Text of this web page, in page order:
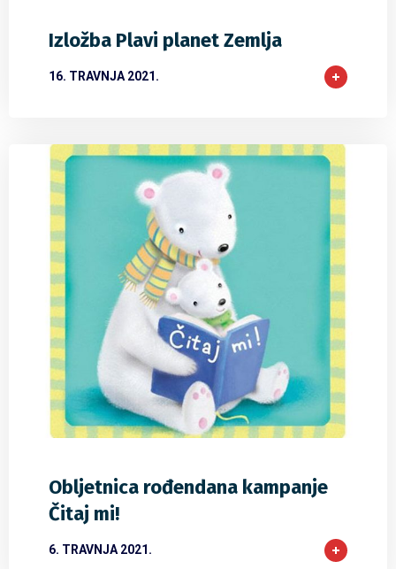
Izložba Plavi planet Zemlja
16. TRAVNJA 2021.
0 0 0
Obljetnica rođendana kampanje
Čitaj mi!
6. TRAVNJA 2021.